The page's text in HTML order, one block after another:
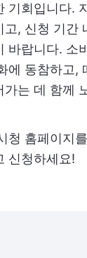
기회입니다.
고, 신청 기간
바랍니다. 소
에 동참하고,
가는 데 함께
청 홈페이지
신청하세요!